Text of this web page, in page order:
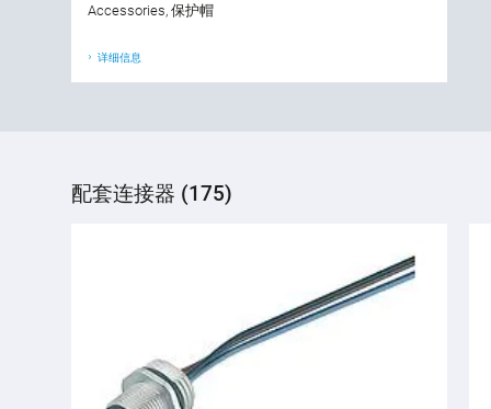
Accessories, 保护帽
详细信息
配套连接器 (175)